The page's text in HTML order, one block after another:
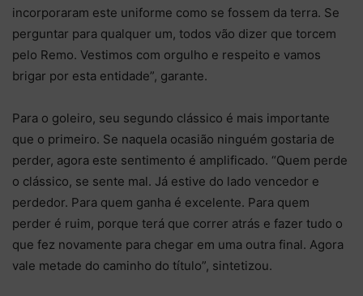
incorporaram este uniforme como se fossem da terra. Se
perguntar para qualquer um, todos vão dizer que torcem
pelo Remo. Vestimos com orgulho e respeito e vamos
brigar por esta entidade”, garante.
Para o goleiro, seu segundo clássico é mais importante
que o primeiro. Se naquela ocasião ninguém gostaria de
perder, agora este sentimento é amplificado. “Quem perde
o clássico, se sente mal. Já estive do lado vencedor e
perdedor. Para quem ganha é excelente. Para quem
perder é ruim, porque terá que correr atrás e fazer tudo o
que fez novamente para chegar em uma outra final. Agora
vale metade do caminho do título”, sintetizou.